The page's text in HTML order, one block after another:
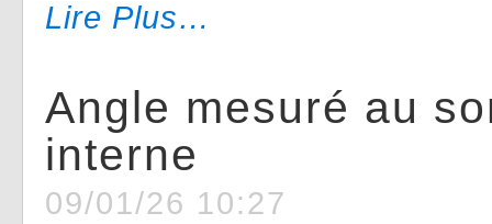
Lire Plus…
Angle mesuré au
interne
09/01/26 10:27